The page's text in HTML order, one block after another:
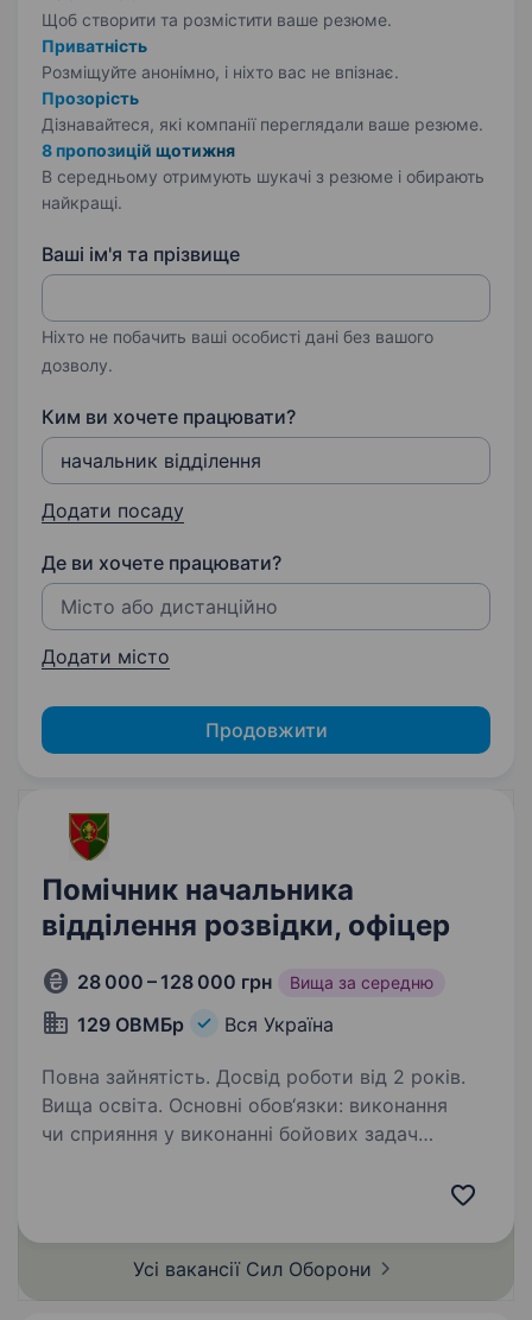
Щоб створити та розмістити ваше резюме.
Приватність
Розміщуйте анонімно, і ніхто вас не впізнає.
Прозорість
Дізнавайтеся, які компанії переглядали ваше резюме.
8 пропозицій щотижня
В середньому отримують шукачі з резюме і обирають
найкращі.
Ваші ім'я та прізвище
Ніхто не побачить ваші особисті дані без вашого
дозволу.
Ким ви хочете працювати?
Додати посаду
Де ви хочете працювати?
Додати місто
Продовжити
Помічник начальника
відділення розвідки, офіцер
28 000 – 128 000 грн Вища за середню
129 ОВМБр Вся Україна
Повна зайнятість. Досвід роботи від 2 років.
Вища освіта. Основні обов‘язки: виконання
чи сприяння у виконанні бойових задач
безпосередньо в зоні активних бойових дій;
Обов‘язкові вимоги:…
Усі вакансії Сил Оборони